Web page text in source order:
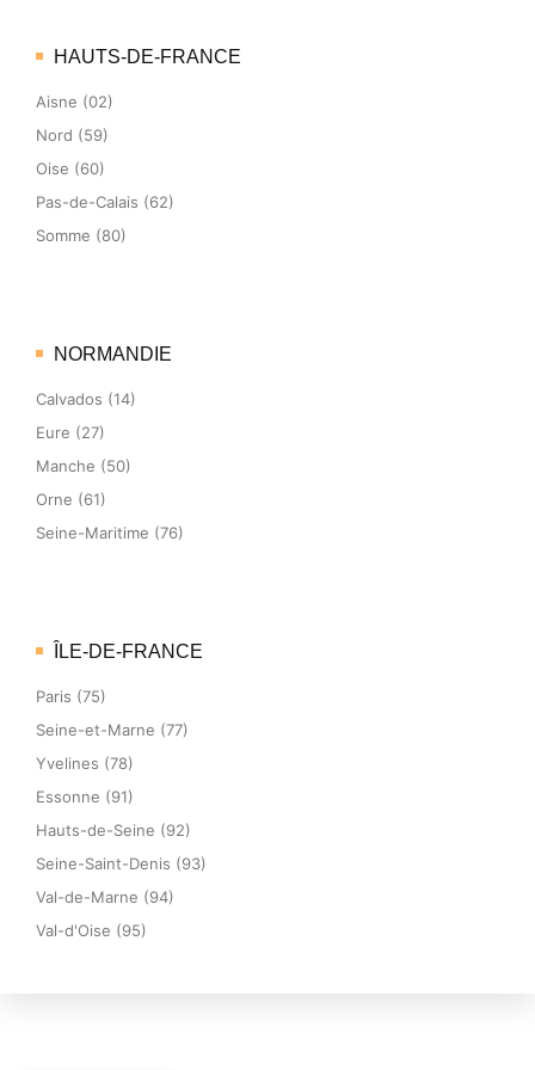
HAUTS-DE-FRANCE
Aisne (02)
Nord (59)
Oise (60)
Pas-de-Calais (62)
Somme (80)
NORMANDIE
Calvados (14)
Eure (27)
Manche (50)
Orne (61)
Seine-Maritime (76)
ÎLE-DE-FRANCE
Paris (75)
Seine-et-Marne (77)
Yvelines (78)
Essonne (91)
Hauts-de-Seine (92)
Seine-Saint-Denis (93)
Val-de-Marne (94)
Val-d'Oise (95)